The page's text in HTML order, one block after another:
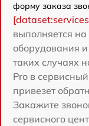
форму заказа
выполняется
оборудования
таких случаях
Pro в
привезет
Закажите
сервисного